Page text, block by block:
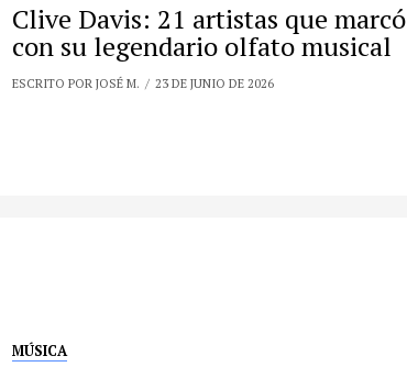
Clive Davis: 21 artistas que marcó
con su legendario olfato musical
ESCRITO POR JOSÉ M. 23 DE JUNIO DE 2026
MÚSICA